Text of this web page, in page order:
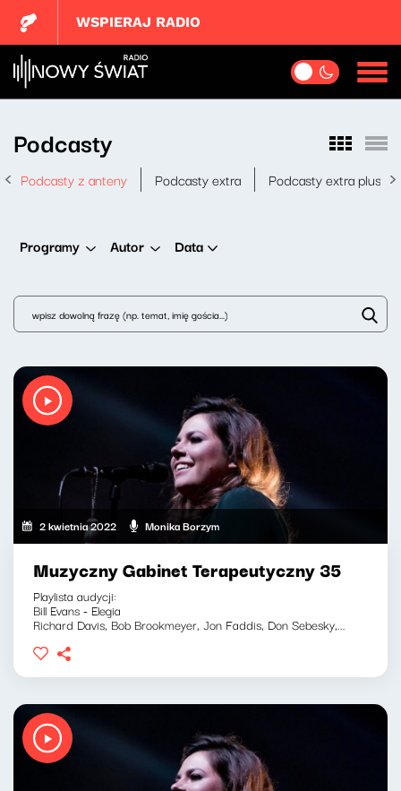
WSPIERAJ RADIO
Podcasty
Podcasty z anteny Podcasty extra Podcasty extra plus
Programy Autor Data
2 kwietnia 2022 Monika Borzym
Muzyczny Gabinet Terapeutyczny 35
Playlista audycji:
Bill Evans - Elegia
Richard Davis, Bob Brookmeyer, Jon Faddis, Don Sebesky,...